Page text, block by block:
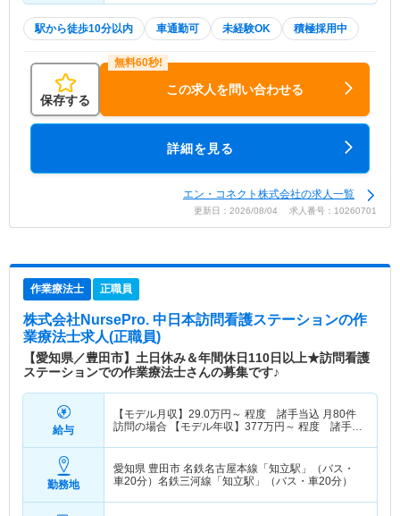
駅から徒歩10分以内 車通勤可 未経験OK 積極採用中
保存する
この求人を問い合わせる
詳細を見る
エン・コネクト株式会社の求人一覧
更新日：2026/08/04 求人番号：10260701
作業療法士 正職員
株式会社NursePro. 中日本訪問看護ステーションの作
業療法士求人(正職員)
【愛知県／豊田市】土日休み＆年間休日110日以上★訪問看護
ステーションでの作業療法士さんの募集です♪
給与
【モデル月収】 29.0万円～ 程度 諸手当込 月80件
訪問の場合 【モデル年収】 377万円～ 程度 諸手
勤務地
愛知県 豊田市 名鉄名古屋本線「知立駅」（バス・
車20分）名鉄三河線「知立駅」（バス・車20分）